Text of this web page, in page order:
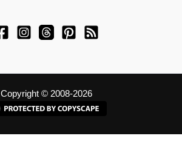
Copyright © 2008-2026